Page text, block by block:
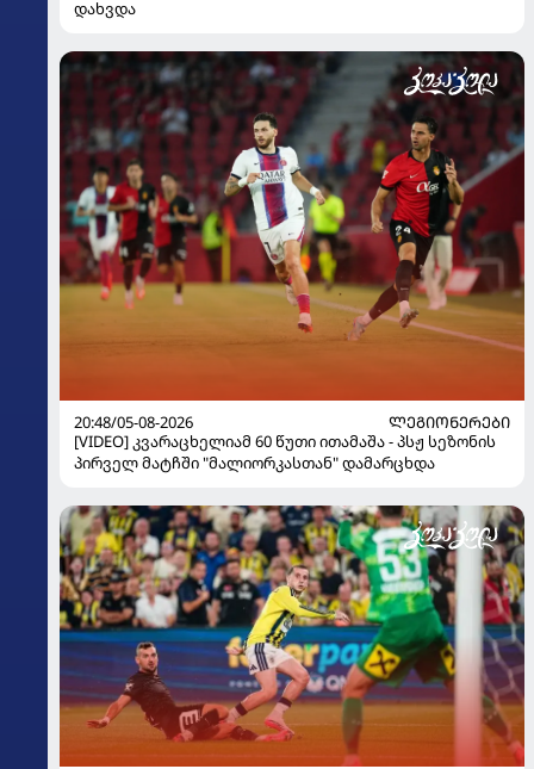
დახვდა
20:48/05-08-2026
ᲚᲔᲒᲘᲝᲜᲔᲠᲔᲑᲘ
[VIDEO] კვარაცხელიამ 60 წუთი ითამაშა - პსჟ სეზონის
პირველ მატჩში "მალიორკასთან" დამარცხდა